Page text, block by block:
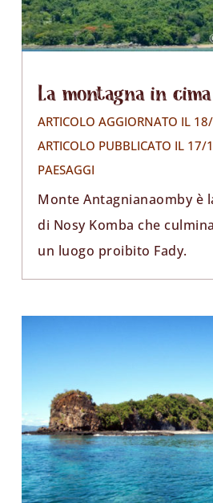
La montagna in
ARTICOLO AGGIORNATO IL
ARTICOLO PUBBLICATO IL 17/
PAESAGGI
Monte Antagnianaomby è
di Nosy Komba che
un luogo proibito Fady.